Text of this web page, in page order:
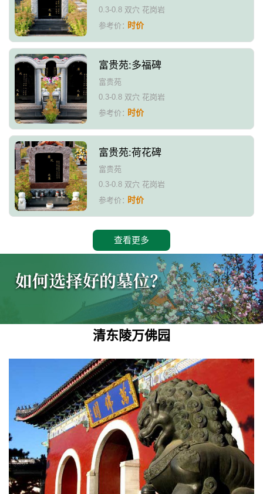
0.3-0.8 双穴 花岗岩
参考价：时价
富贵苑:多福碑
富贵苑
0.3-0.8 双穴 花岗岩
参考价：时价
富贵苑:荷花碑
富贵苑
0.3-0.8 双穴 花岗岩
参考价：时价
查看更多
清东陵万佛园